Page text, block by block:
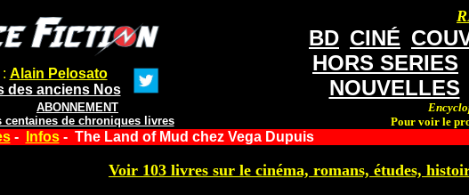
Alain Pelosato
des anciens Nos
ABONNEMENT
centaines de chroniques livres
BD CINÉ
HORS SERIES
NOUVELLES
Pour voir le
- Infos- The Land of Mud chez Vega Dupuis
Voir 103 livres sur le cinéma, romans, études,